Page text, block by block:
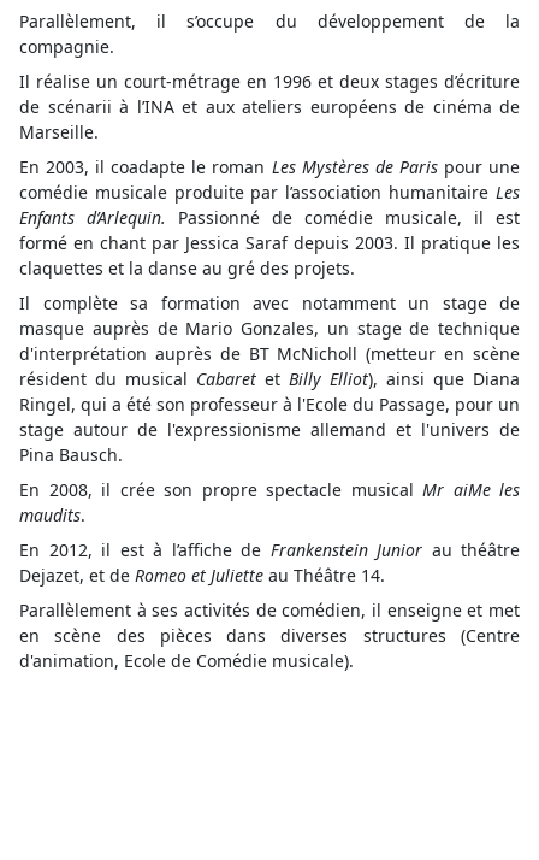
Parallèlement, il s’occupe du développement de la
compagnie.
Il réalise un court-métrage en 1996 et deux stages d’écriture
de scénarii à l’INA et aux ateliers européens de cinéma de
Marseille.
En 2003, il coadapte le roman Les Mystères de Paris pour une
comédie musicale produite par l’association humanitaire Les
Enfants d’Arlequin.
Passionné de comédie musicale, il est
formé en chant par Jessica Saraf depuis 2003. Il pratique les
claquettes et la danse au gré des projets.
Il complète sa formation avec notamment un stage de
masque auprès de Mario Gonzales, un stage de technique
d'interprétation auprès de BT McNicholl (metteur en scène
résident du musical Cabaret et Billy Elliot), ainsi que Diana
Ringel, qui a été son professeur à l'Ecole du Passage, pour un
stage autour de l'expressionisme allemand et l'univers de
Pina Bausch.
En 2008, il crée son propre spectacle musical Mr aiMe les
maudits.
En 2012, il est à l’affiche de Frankenstein Junior au théâtre
Dejazet, et de Romeo et Juliette au Théâtre 14.
Parallèlement à ses activités de comédien, il enseigne et met
en scène des pièces dans diverses structures (Centre
d'animation, Ecole de Comédie musicale).